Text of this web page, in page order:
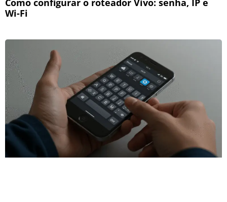
Como configurar o roteador Vivo: senha, IP e
Wi-Fi